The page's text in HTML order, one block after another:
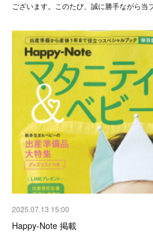
ございます。このたび、誠に勝手ながら
2025.07.13 15:00
Happy-Note 掲載